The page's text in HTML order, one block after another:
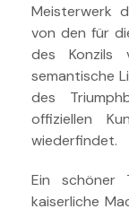
Meisterwerk
von den für
des Konzils
semantische
des
offiziellen
wiederfindet.
Ein schöner
kaiserliche